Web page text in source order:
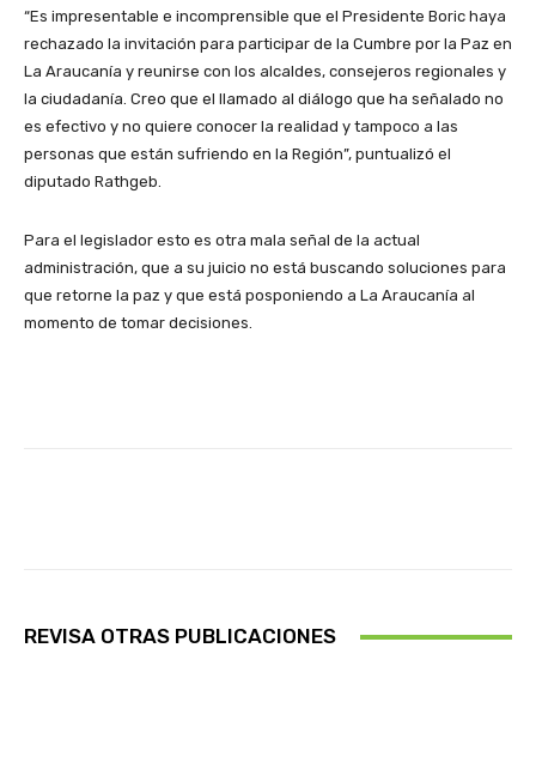
“Es impresentable e incomprensible que el Presidente Boric haya
rechazado la invitación para participar de la Cumbre por la Paz en
La Araucanía y reunirse con los alcaldes, consejeros regionales y
la ciudadanía. Creo que el llamado al diálogo que ha señalado no
es efectivo y no quiere conocer la realidad y tampoco a las
personas que están sufriendo en la Región”, puntualizó el
diputado Rathgeb.
Para el legislador esto es otra mala señal de la actual
administración, que a su juicio no está buscando soluciones para
que retorne la paz y que está posponiendo a La Araucanía al
momento de tomar decisiones.
REVISA OTRAS PUBLICACIONES